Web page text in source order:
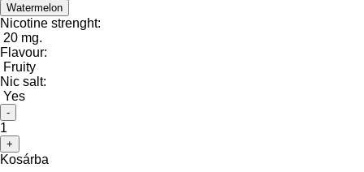
Watermelon
Nicotine strenght:
20 mg.
Flavour:
Fruity
Nic salt:
Yes
-
1
+
Kosárba